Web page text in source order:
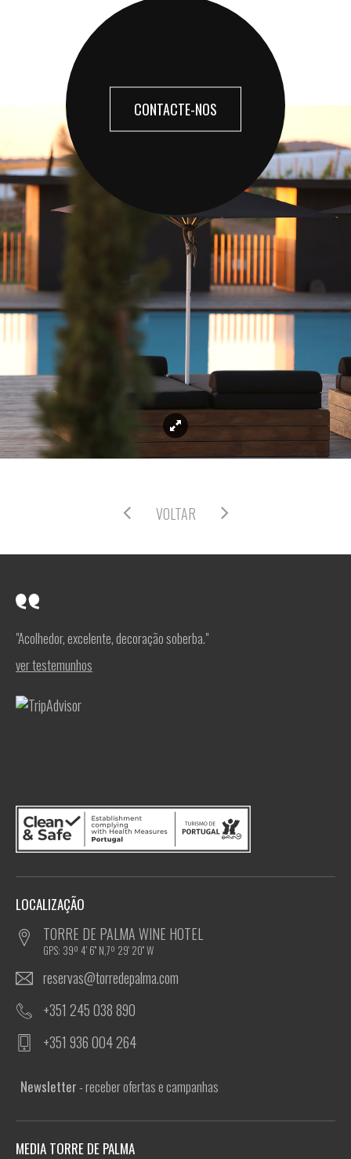
CONTACTE-NOS
VOLTAR
"Acolhedor, excelente, decoração soberba."
ver testemunhos
LOCALIZAÇÃO
TORRE DE PALMA WINE HOTEL
GPS: 39º 4' 6'' N,7º 29' 20'' W
reservas@torredepalma.com
+351 245 038 890
+351 936 004 264
Newsletter- receber ofertas e campanhas
MEDIA TORRE DE PALMA